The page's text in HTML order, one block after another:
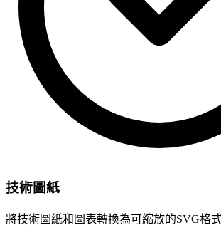
技術圖紙
將技術圖紙和圖表轉換為可縮放的SVG格